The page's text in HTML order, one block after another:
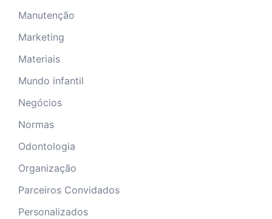
Manutenção
Marketing
Materiais
Mundo infantil
Negócios
Normas
Odontologia
Organização
Parceiros Convidados
Personalizados